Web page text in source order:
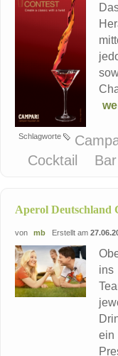
Schlagworte
Cocktail
Bar
Aperol Deutschland
von mb Erstellt am
ein